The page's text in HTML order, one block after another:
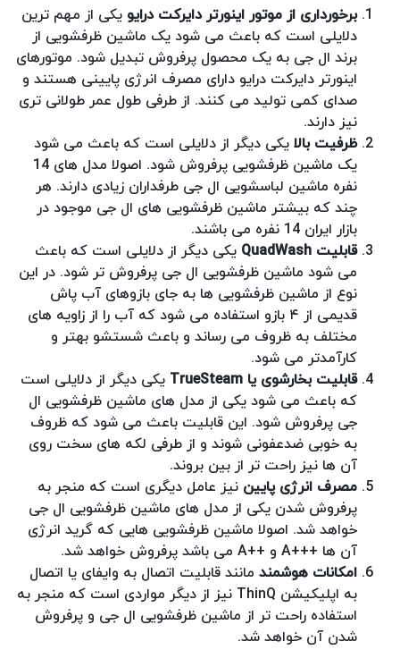
برخورداری از موتور اینورتر دایرکت درایو یکی از مهم ترین
دلایلی است که باعث می شود یک ماشین ظرفشویی از
برند ال جی به یک محصول پرفروش تبدیل شود. موتورهای
اینورتر دایرکت درایو دارای مصرف انرژی پایینی هستند و
صدای کمی تولید می کنند. از طرفی طول عمر طولانی تری
نیز دارند.
ظرفیت بالایکی دیگر از دلایلی است که باعث می شود
یک ماشین ظرفشویی پرفروش شود. اصولا مدل های 14
نفره ماشین لباسشویی ال جی طرفداران زیادی دارند. هر
چند که بیشتر ماشین ظرفشویی های ال جی موجود در
بازار ایران 14 نفره می باشند.
قابلیت QuadWash یکی دیگر از دلایلی است که باعث
می شود ماشین ظرفشویی ال جی پرفروش تر شود. در این
نوع از ماشین ظرفشویی ها به جای بازوهای آب پاش
قدیمی از ۴ بازو استفاده می شود که آب را از زاویه های
مختلف به ظروف می رساند و باعث شستشو بهتر و
کارآمدتر می شود.
قابلیت بخارشوی یا TrueSteam یکی دیگر از دلایلی است
که باعث می شود یکی از مدل های ماشین ظرفشویی ال
جی پرفروش شود. این قابلیت باعث می شود که ظروف
به خوبی ضدعفونی شوند و از طرفی لکه های سخت روی
آن ها نیز راحت تر از بین بروند.
مصرف انرژی پایین نیز عامل دیگری است که منجر به
پرفروش شدن یکی از مدل های ماشین ظرفشویی ال جی
خواهد شد. اصولا ماشین ظرفشویی هایی که گرید انرژی
آن ها +++A و ++A می باشد پرفروش خواهد شد.
امکانات هوشمند مانند قابلیت اتصال به وایفای یا اتصال
به اپلیکیشن ThinQ نیز از دیگر مواردی است که منجر به
استفاده راحت تر از ماشین ظرفشویی ال جی و پرفروش
شدن آن خواهد شد.